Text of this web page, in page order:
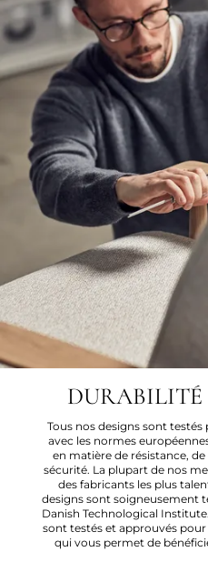
Tous nos designs sont
avec les normes
en matière de résistance,
sécurité. La plupart de nos
des fabricants les plus
designs sont soigneusement
Danish Technological
sont testés et approuvés
qui vous permet de